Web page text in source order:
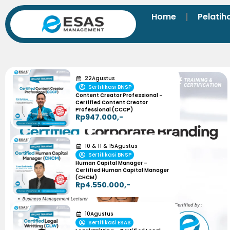
Home
22Agustus
Sertifikasi BNSP
Content Creator Professional –
Certified Content Creator
Professional (CCCP)
Rp947.000,-
10 & 11 & 15Agustus
Sertifikasi BNSP
Human Capital Manager –
Certified Human Capital Manager
(CHCM)
Rp4.550.000,-
10Agustus
Sertifikasi ESAS